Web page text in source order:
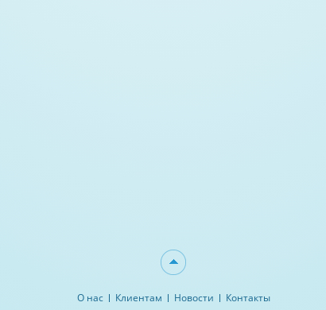
О нас Клиентам Новости Контакты